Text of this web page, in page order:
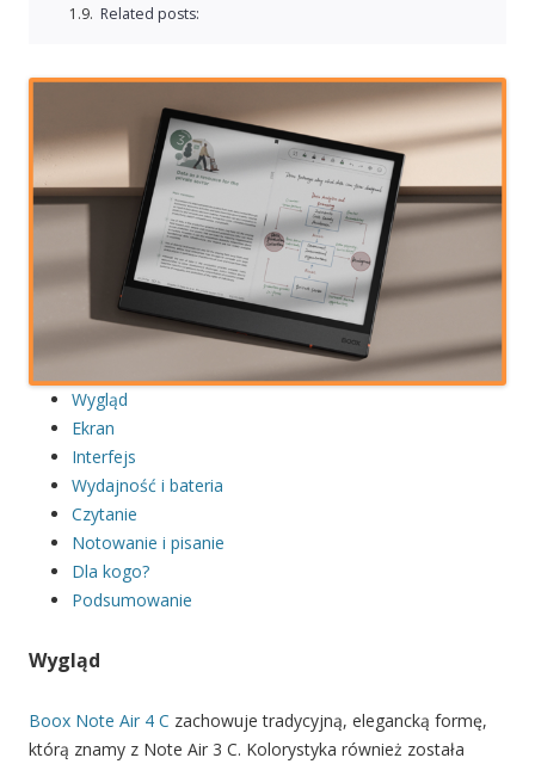
Related posts:
Wygląd
Ekran
Interfejs
Wydajność i bateria
Czytanie
Notowanie i pisanie
Dla kogo?
Podsumowanie
Wygląd
Boox Note Air 4 C zachowuje tradycyjną, elegancką formę,
którą znamy z Note Air 3 C. Kolorystyka również została